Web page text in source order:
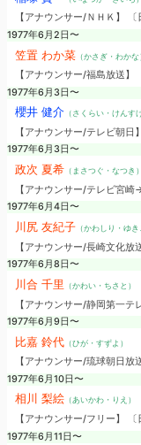
【アナウンサー/ＮＨＫ】 〔
1977年6月2日〜
笠置 わか菜（かさぎ・わかな
【アナウンサー/福島放送】
1977年6月3日〜
櫻井 健介（さくらい・けんすけ
【アナウンサー/テレビ朝日
1977年6月3日〜
政次 夏希（まさつぐ・なつき）
【アナウンサー/テレビ宮
1977年6月4日〜
川尻 友紀子（かわしり・ゆき
【アナウンサー/長崎文化
1977年6月8日〜
川合 千里 （かわい・ちさと）
【アナウンサー/静岡第一
1977年6月9日〜
比嘉 鈴代（ひが・すずよ）
【アナウンサー/琉球朝日放
1977年6月10日〜
相川 梨絵（あいかわ・りえ）
【アナウンサー/フリー】 〔
1977年6月11日〜